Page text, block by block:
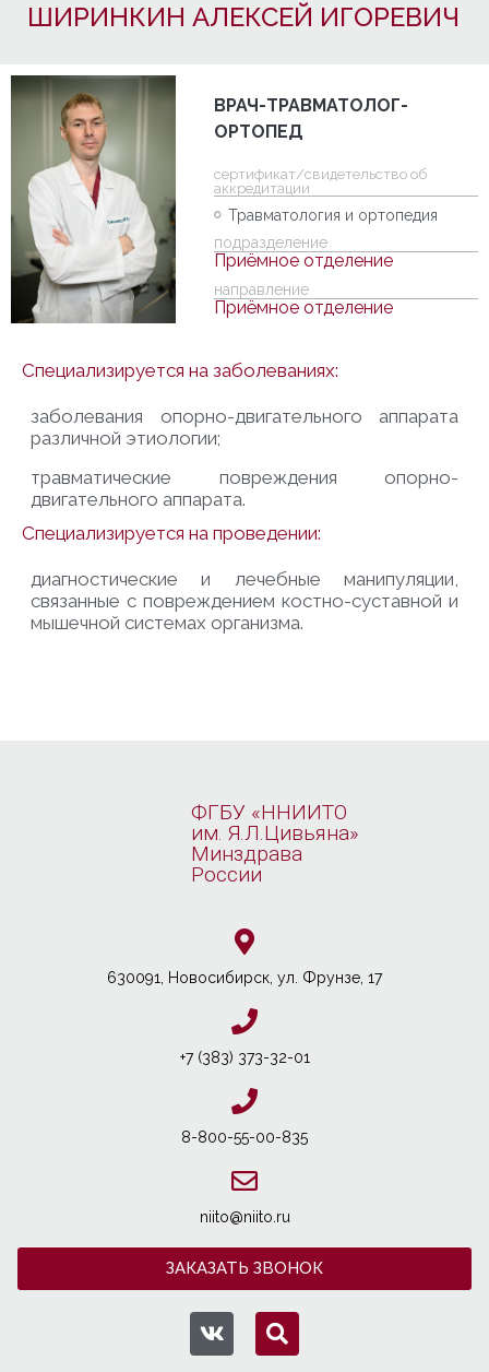
ШИРИНКИН АЛЕКСЕЙ ИГОРЕВИЧ
ВРАЧ-ТРАВМАТОЛОГ-
ОРТОПЕД
cертификат/свидетельство об
аккредитации
Травматология и ортопедия
подразделение
Приёмное отделение
направление
Приёмное отделение
Специализируется на заболеваниях:
заболевания опорно-двигательного аппарата
различной этиологии;
травматические повреждения опорно-
двигательного аппарата.
Специализируется на проведении:
диагностические и лечебные манипуляции,
связанные с повреждением костно-суставной и
мышечной системах организма.
ФГБУ «ННИИТО
им. Я.Л.Цивьяна»
Минздрава
России
630091, Новосибирcк, ул. Фрунзе, 17
+7 (383) 373-32-01
8-800-55-00-835
niito@niito.ru
ЗАКАЗАТЬ ЗВОНОК